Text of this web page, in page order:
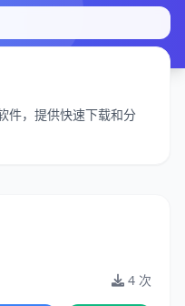
件，提供快速下载和分
4 次